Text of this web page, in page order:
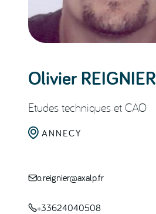
Olivier REIGNIER
Etudes techniques et CAO
 ANNECY
o.reignier@axalp.fr
+33624040508